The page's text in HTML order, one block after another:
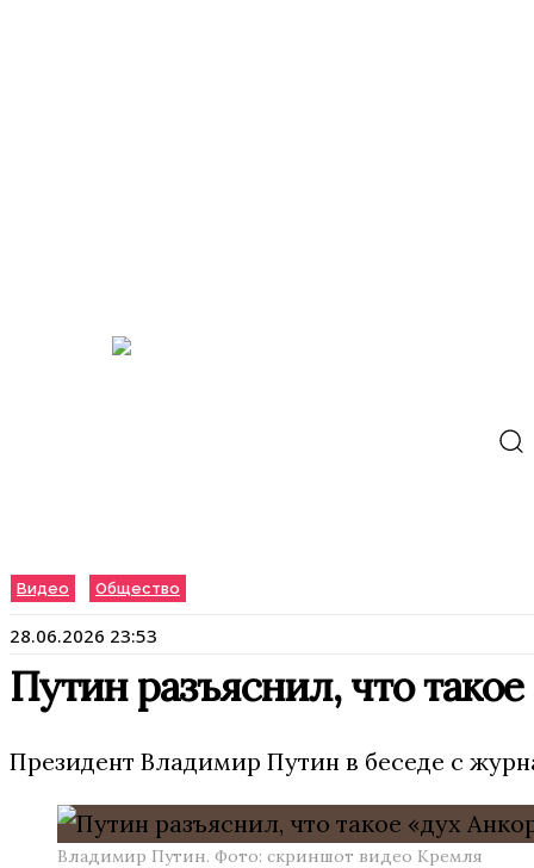
Видео Общество
28.06.2026 23:53
Путин разъяснил, что
Президент Владимир Путин в беседе с
Владимир Путин. Фото: скриншот видео Кремля